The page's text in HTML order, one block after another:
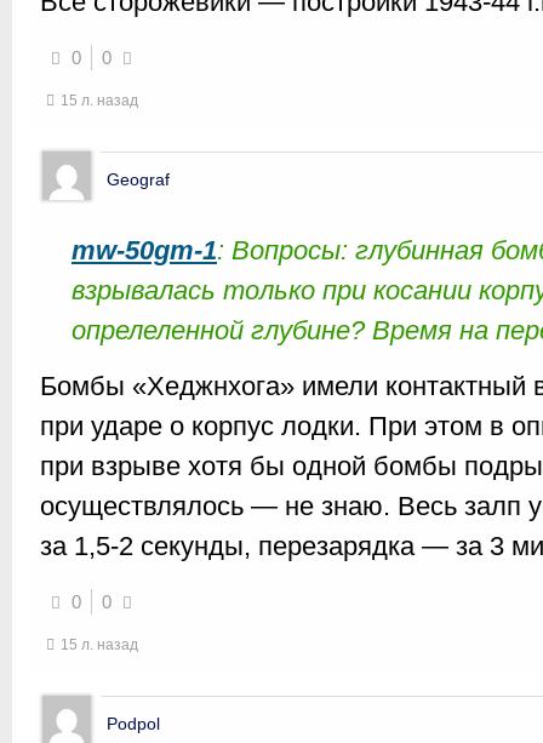
0 0
15 л. назад
Geograf
mw-50gm-1: Вопросы: глубинная
взрывалась только при косании
опрелеленной глубине? Время на
Бомбы «Хеджнхога» имели контактный
при ударе о корпус лодки. При этом в
при взрыве хотя бы одной бомбы
осуществлялось — не знаю. Весь залп
за 1,5-2 секунды, перезарядка — за 3
0 0
15 л. назад
Podpol